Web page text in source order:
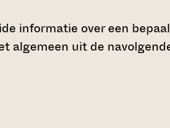
informatie over een
algemeen uit de